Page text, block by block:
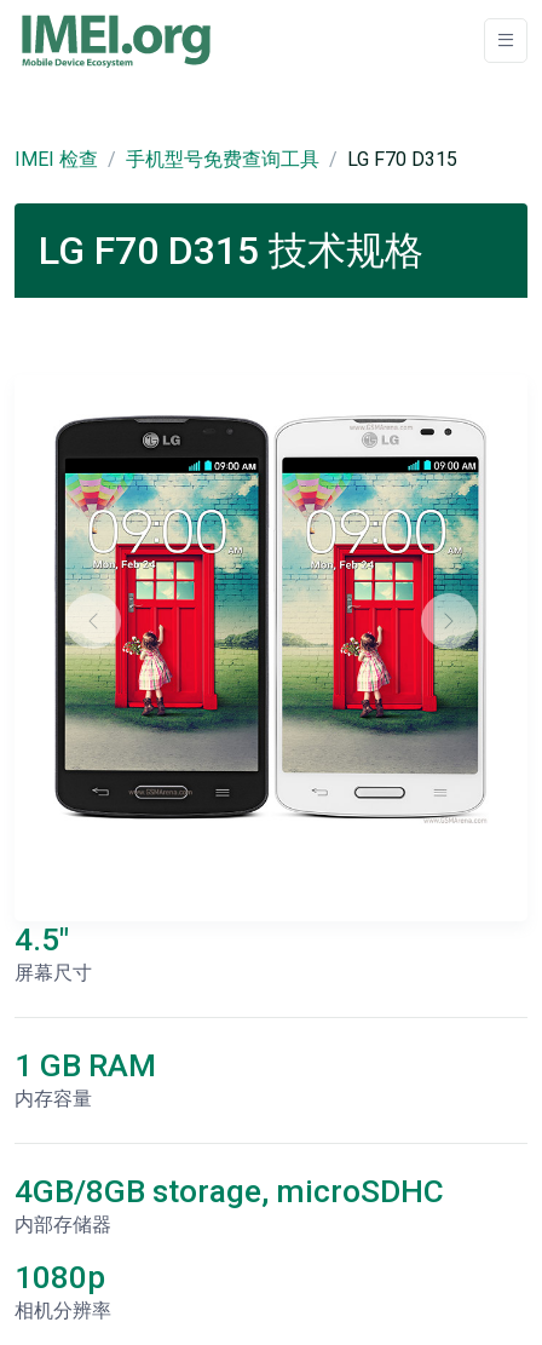
IMEI 检查 手机型号免费查询工具 LG F70 D315
LG F70 D315 技术规格
4.5"
屏幕尺寸
1 GB RAM
内存容量
4GB/8GB storage, microSDHC
内部存储器
1080p
相机分辨率